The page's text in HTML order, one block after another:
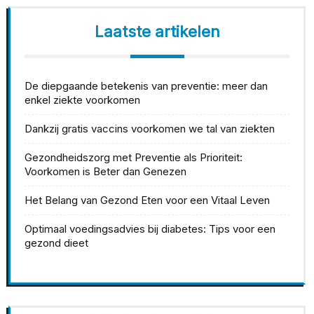
Laatste artikelen
De diepgaande betekenis van preventie: meer dan
enkel ziekte voorkomen
Dankzij gratis vaccins voorkomen we tal van ziekten
Gezondheidszorg met Preventie als Prioriteit:
Voorkomen is Beter dan Genezen
Het Belang van Gezond Eten voor een Vitaal Leven
Optimaal voedingsadvies bij diabetes: Tips voor een
gezond dieet